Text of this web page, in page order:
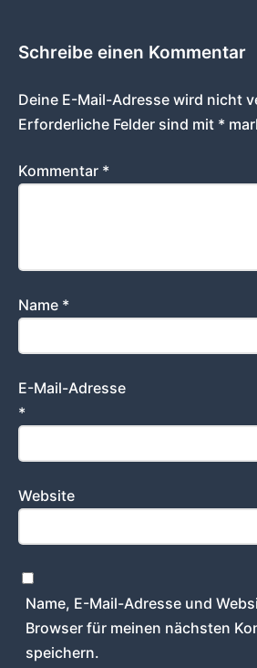
Schreibe einen Kommentar
Deine E-Mail-Adresse wird nicht
Erforderliche Felder sind mit *
Kommentar *
Name *
E-Mail-Adresse
*
Website
Name, E-Mail-Adresse und
Browser für meinen nächsten
speichern.